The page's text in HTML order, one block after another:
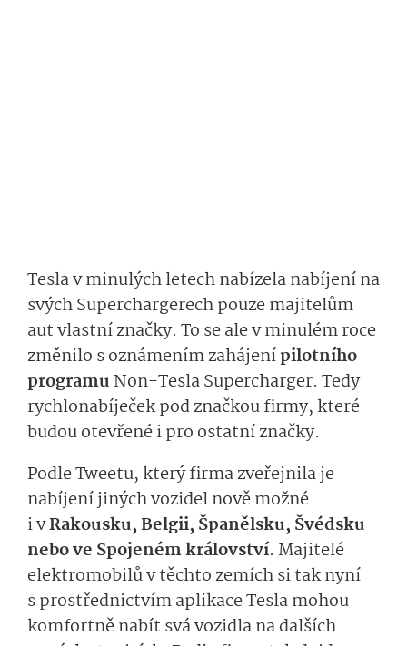
Tesla v minulých letech nabízela nabíjení na
svých Superchargerech pouze majitelům
aut vlastní značky. To se ale v minulém roce
změnilo s oznámením zahájenípilotního
programu Non-Tesla Supercharger. Tedy
rychlonabíječek pod značkou firmy, které
budou otevřené i pro ostatní značky.
Podle Tweetu, který firma zveřejnila je
nabíjení jiných vozidel nově možné
i vRakousku, Belgii, Španělsku, Švédsku
nebo ve Spojeném království. Majitelé
elektromobilů v těchto zemích si tak nyní
s prostřednictvím aplikace Tesla mohou
komfortně nabít svá vozidla na dalších